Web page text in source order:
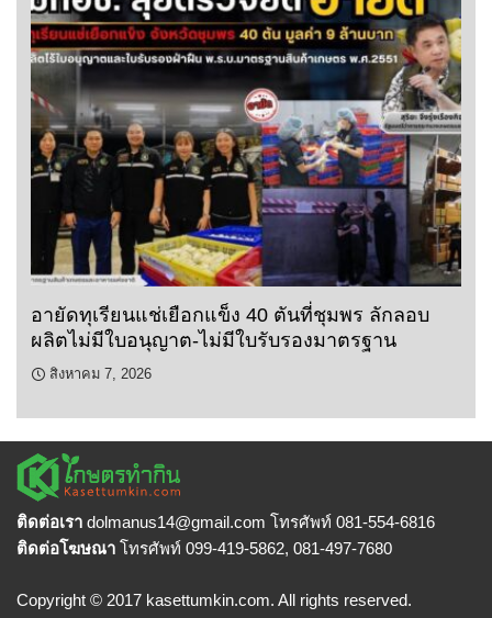
อายัดทุเรียนแช่เยือกแข็ง 40 ตันที่ชุมพร ลักลอบ
ผลิตไม่มีใบอนุญาต-ไม่มีใบรับรองมาตรฐาน
สิงหาคม 7, 2026
ติดต่อเรา dolmanus14@gmail.com โทรศัพท์ 081-554-6816
ติดต่อโฆษณา โทรศัพท์ 099-419-5862, 081-497-7680
Copyright © 2017 kasettumkin.com. All rights reserved.